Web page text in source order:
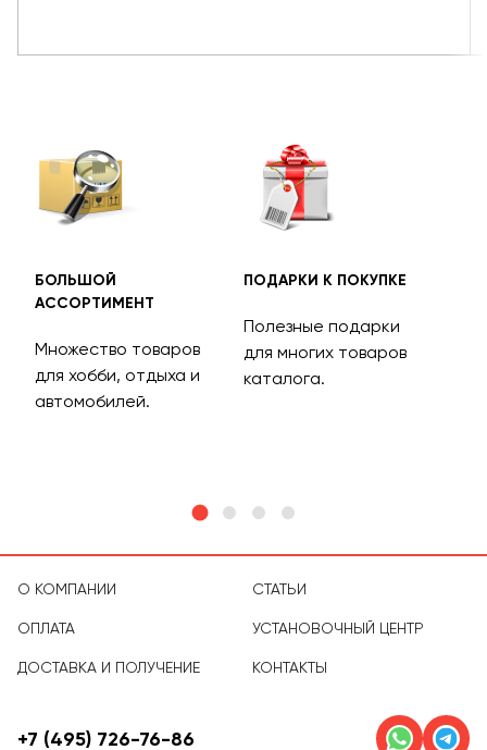
БОЛЬШОЙ
АССОРТИМЕНТ
Множество товаров
для хобби, отдыха и
автомобилей.
ПОДАРКИ К ПОКУПКЕ
Полезные подарки
для многих товаров
каталога.
О КОМПАНИИ
ОПЛАТА
ДОСТАВКА И ПОЛУЧЕНИЕ
СТАТЬИ
УСТАНОВОЧНЫЙ ЦЕНТР
КОНТАКТЫ
+7 (495) 726-76-86